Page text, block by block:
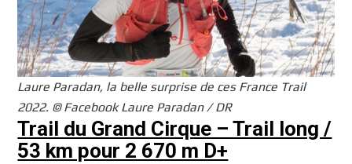
Laure Paradan, la belle surprise de ces France Trail
2022. © Facebook Laure Paradan / DR
Trail du Grand Cirque – Trail long /
53 km pour 2 670 m D+